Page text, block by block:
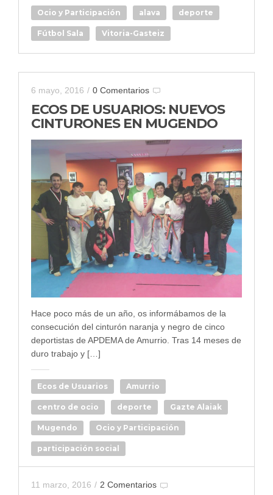
Ocio y Participación alava deporte
Fútbol Sala Vitoria-Gasteiz
6 mayo, 2016 / 0 Comentarios
ECOS DE USUARIOS: NUEVOS
CINTURONES EN MUGENDO
Hace poco más de un año, os informábamos de la
consecución del cinturón naranja y negro de cinco
deportistas de APDEMA de Amurrio. Tras 14 meses de
duro trabajo y […]
Ecos de Usuarios Amurrio
centro de ocio deporte Gazte Alaiak
Mugendo Ocio y Participación
participación social
11 marzo, 2016 / 2 Comentarios